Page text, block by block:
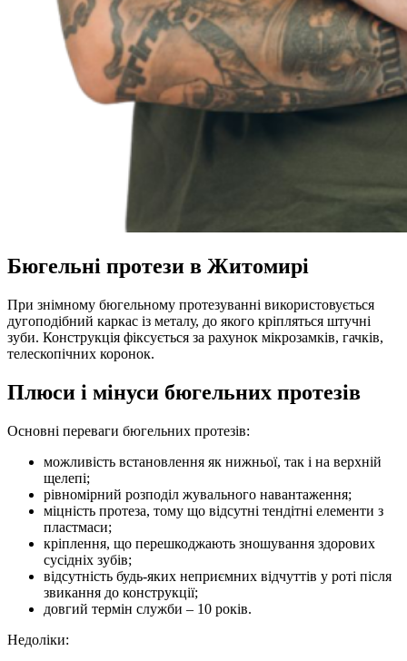
Бюгельні протези в Житомирі
При знімному бюгельному протезуванні використовується
дугоподібний каркас із металу, до якого кріпляться штучні
зуби. Конструкція фіксується за рахунок мікрозамків, гачків,
телескопічних коронок.
Плюси і мінуси бюгельних протезів
Основні переваги бюгельних протезів:
можливість встановлення як нижньої, так і на верхній
щелепі;
рівномірний розподіл жувального навантаження;
міцність протеза, тому що відсутні тендітні елементи з
пластмаси;
кріплення, що перешкоджають зношування здорових
сусідніх зубів;
відсутність будь-яких неприємних відчуттів у роті після
звикання до конструкції;
довгий термін служби – 10 років.
Недоліки: